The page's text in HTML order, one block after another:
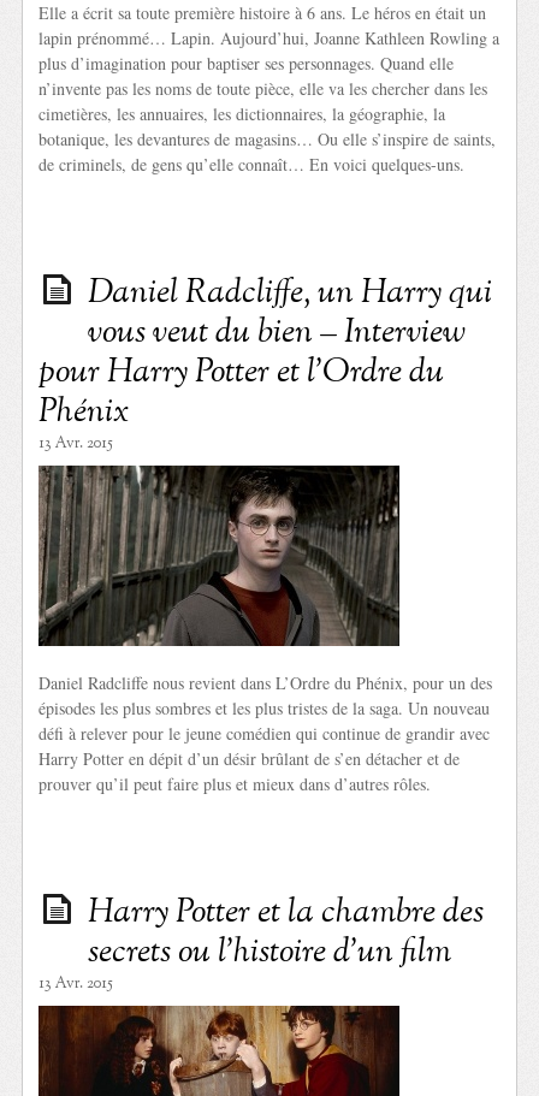
Elle a écrit sa toute première histoire à 6 ans. Le héros en était un
lapin prénommé… Lapin. Aujourd’hui, Joanne Kathleen Rowling a
plus d’imagination pour baptiser ses personnages. Quand elle
n’invente pas les noms de toute pièce, elle va les chercher dans les
cimetières, les annuaires, les dictionnaires, la géographie, la
botanique, les devantures de magasins… Ou elle s’inspire de saints,
de criminels, de gens qu’elle connaît… En voici quelques-uns.
Daniel Radcliffe, un Harry qui
vous veut du bien – Interview
pour Harry Potter et l’Ordre du
Phénix
13 Avr. 2015
Daniel Radcliffe nous revient dans L’Ordre du Phénix, pour un des
épisodes les plus sombres et les plus tristes de la saga. Un nouveau
défi à relever pour le jeune comédien qui continue de grandir avec
Harry Potter en dépit d’un désir brûlant de s’en détacher et de
prouver qu’il peut faire plus et mieux dans d’autres rôles.
Harry Potter et la chambre des
secrets ou l’histoire d’un film
13 Avr. 2015